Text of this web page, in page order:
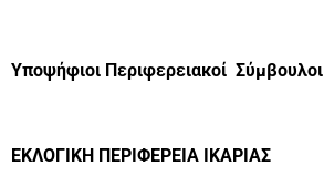
Υποψήφιοι Περιφερειακοί Σύμβουλοι
ΕΚΛΟΓΙΚΗ ΠΕΡΙΦΕΡΕΙΑ ΙΚΑΡΙΑΣ